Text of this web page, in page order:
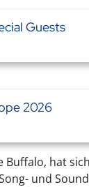
Guests
2026
Buffalo, hat
und